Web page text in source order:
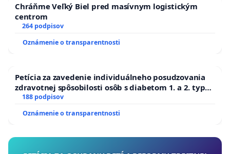
Chráňme Veľký Biel pred masívnym logistickým
centrom
264 podpisov
Oznámenie o transparentnosti
Petícia za zavedenie individuálneho posudzovania
zdravotnej spôsobilosti osôb s diabetom 1. a 2. typu
pri prijímaní do Policajného zboru SR
188 podpisov
Oznámenie o transparentnosti